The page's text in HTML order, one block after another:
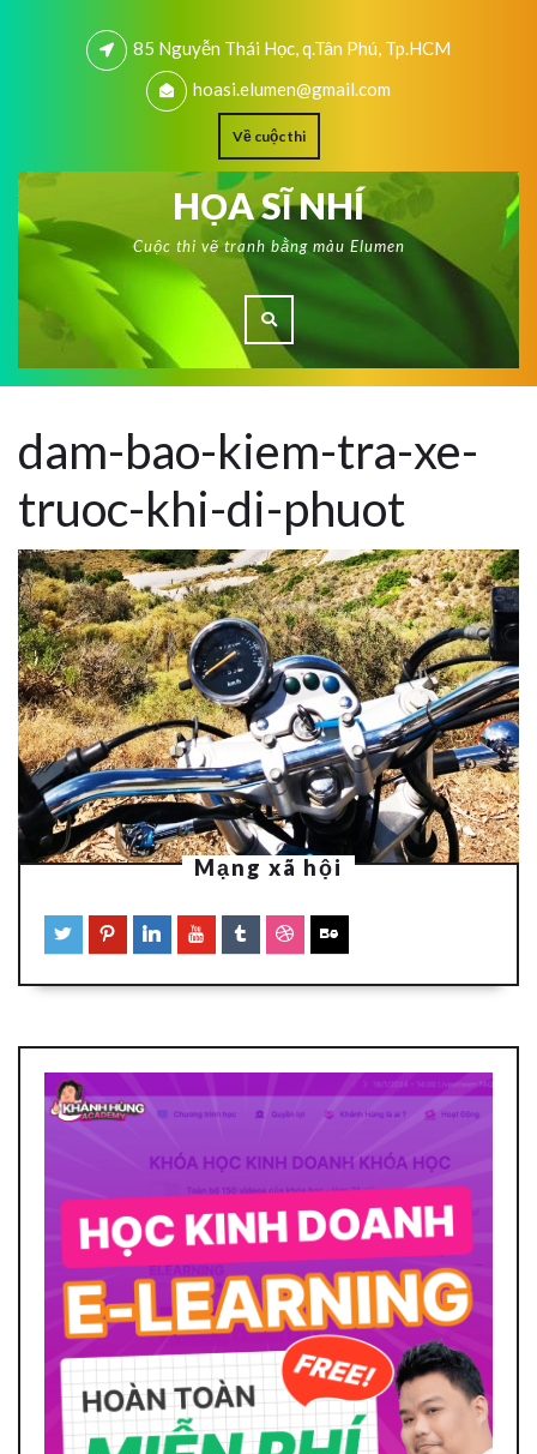
85 Nguyễn Thái Học, q.Tân Phú, Tp.HCM
hoasi.elumen@gmail.com
Về cuộc thi
HỌA SĨ NHÍ
Cuộc thi vẽ tranh bằng màu Elumen
dam-bao-kiem-tra-xe-
truoc-khi-di-phuot
Mạng xã hội